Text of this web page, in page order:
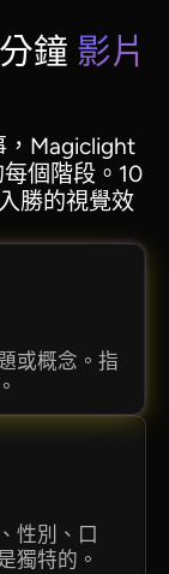
鐘 影片
，Magiclight
個階段。10
勝的視覺效
或概念。指
性別、口
獨特的。